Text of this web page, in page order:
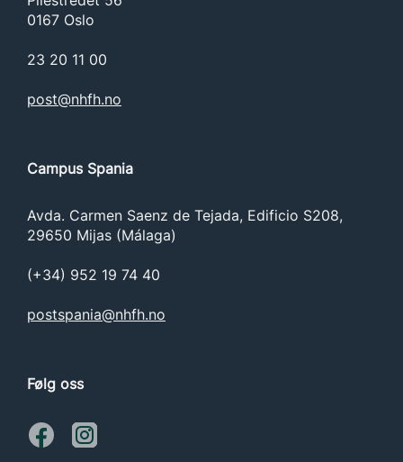
0167 Oslo
23 20 11 00
post@nhfh.no
Campus Spania
Avda. Carmen Saenz de Tejada, Edificio S208,
29650 Mijas (Málaga)
(+34) 952 19 74 40
postspania@nhfh.no
Følg oss